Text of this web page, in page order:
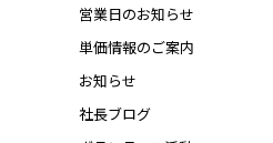
営業日のお知らせ
単価情報のご案内
お知らせ
社長ブログ